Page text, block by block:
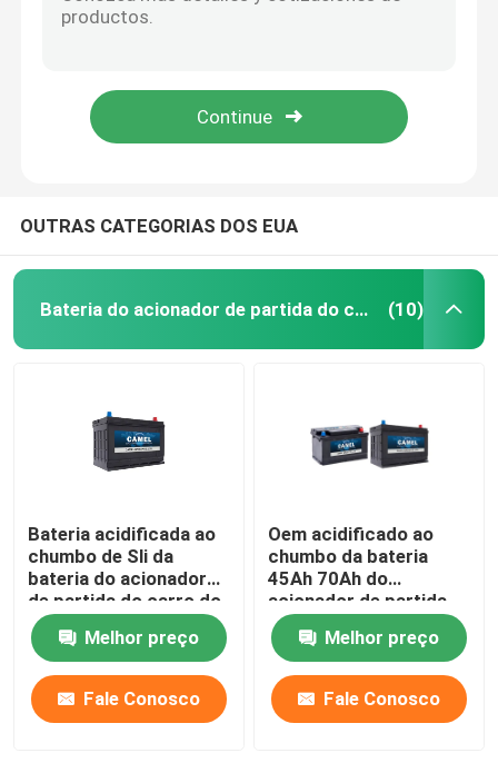
Bateria resistente do caminhão
Bateria acidificada ao chumbo da tração
Marine Battery acidificada ao chumbo
Sistema portátil do armazenamento de energia
Sistema comercial do armazenamento da bateria
OUTRAS CATEGORIAS DOS EUA
Bateria do acionador de partida do carro (10)
Bateria acidificada ao
chumbo de Sli da
bateria do acionador
de partida do carro do
EN 12V 36Ah 40Ah
Melhor preço
Fale Conosco
Oem acidificado ao
chumbo da bateria
45Ah 70Ah do
acionador de partida
do carro do veículo de
JIS
Melhor preço
Fale Conosco